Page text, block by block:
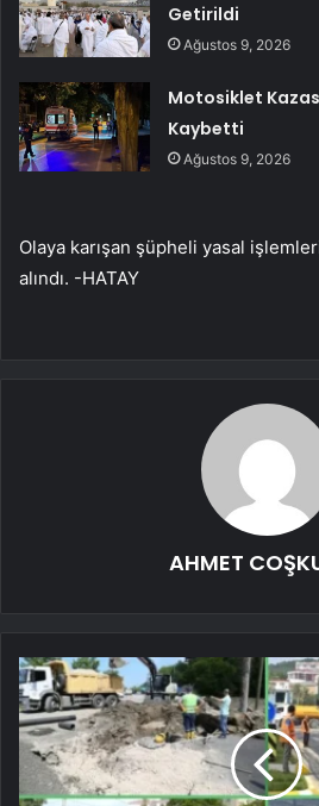
Getirildi
Ağustos 9, 2026
Motosiklet
Kaybetti
Ağustos 9, 2026
Olaya karışan şüpheli yasal
alındı. -HATAY
AHMET